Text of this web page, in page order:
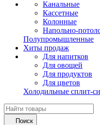
Канальные
Кассетные
Колонные
Напольно-
Полупромышленные
Хиты продаж
Для напитков
Для овощей
Для продуктов
Для цветов
Холодильные сплит-
Поиск